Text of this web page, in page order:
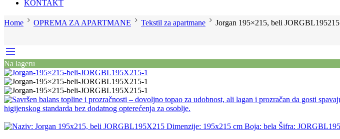
KONTAKT
Home OPREMA ZA APARTMANE Tekstil za apartmane Jorgan 195×215, beli JORGBL195215
Na lageru